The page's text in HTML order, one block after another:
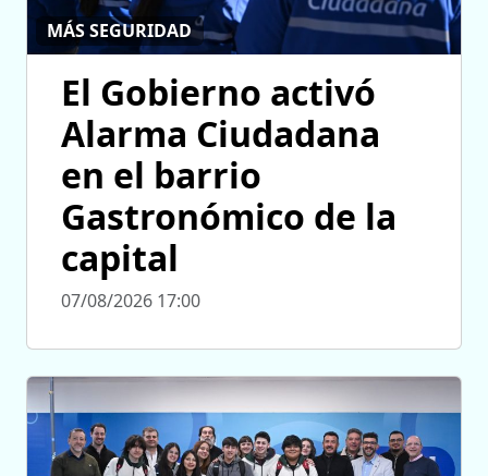
MÁS SEGURIDAD
El Gobierno activó
Alarma Ciudadana
en el barrio
Gastronómico de la
capital
07/08/2026 17:00